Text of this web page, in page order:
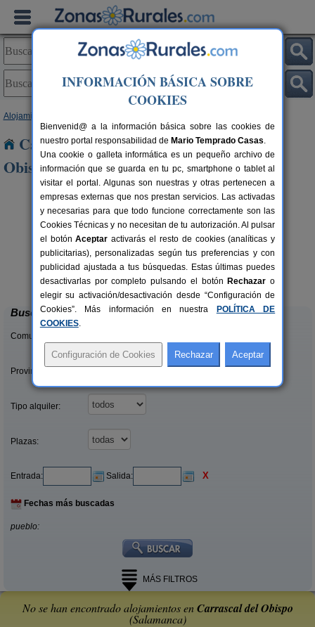
Alojamientos
Casas Rurales cerca de Carrascal del
Obispo
19+2 pers.
desde12 €
CRT El Convento
El Bodón (Salamanca)
Buscar
Comunidades:
Provincias/Islas:
Tipo alquiler:
Plazas:
Entrada: Salida: X
Fechas más buscadas
pueblo:
MÁS FILTROS
No se han encontrado alojamientos enCarrascal del Obispo
(Salamanca)
INFORMACIÓN BÁSICA SOBRE
COOKIES
Bienvenid@ a la información básica sobre las cookies de
nuestro portal responsabilidad de Mario Temprado Casas.
Una cookie o galleta informática es un pequeño archivo de
información que se guarda en tu pc, smartphone o tablet al
visitar el portal. Algunas son nuestras y otras pertenecen a
empresas externas que nos prestan servicios. Las activadas
y necesarias para que todo funcione correctamente son las
Cookies Técnicas y no necesitan de tu autorización. Al pulsar
el botónAceptar activarás el resto de cookies (analíticas y
publicitarias), personalizadas según tus preferencias y con
publicidad ajustada a tus búsquedas. Estas últimas puedes
desactivarlas por completo pulsando el botón Rechazar o
elegir su activación/desactivación desde “Configuración de
Cookies”. Más información en nuestra
POLÍTICA DE
COOKIES.